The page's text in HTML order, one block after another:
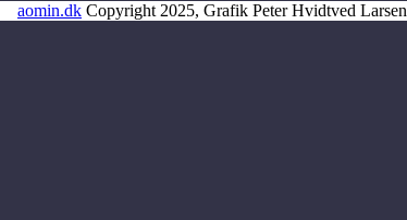
aomin.dk Copyright 2025, Grafik Peter Hvidtved Larsen